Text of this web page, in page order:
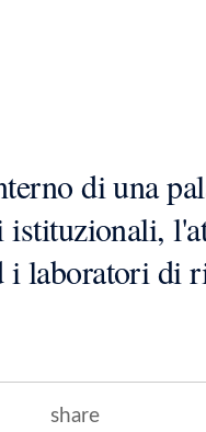
di una
laboratori di
share